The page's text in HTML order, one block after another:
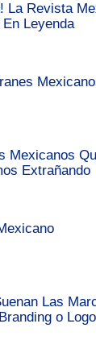
La Revista
Leyenda
Mexicanos
Extrañando
Las
o